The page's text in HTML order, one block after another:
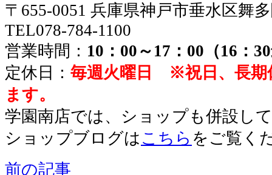
〒655-0051 兵庫県神戸市垂水区舞
TEL078-784-1100
営業時間： 10：00～17：00（16：
定休日： 毎週火曜日 ※祝日、長期
ます。
学園南店では、ショップも併設し
ショップブログは こちら をご覧く
前の記事